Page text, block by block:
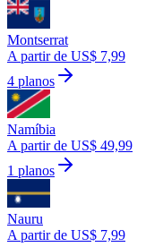
Montserrat
A partir de US$ 7,99
4 planos
Namíbia
A partir de US$ 49,99
1 planos
Nauru
A partir de US$ 7,99